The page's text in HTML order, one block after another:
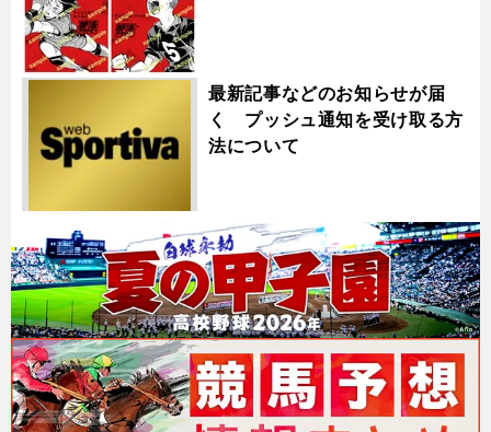
最新記事などのお知らせが届
く プッシュ通知を受け取る方
法について